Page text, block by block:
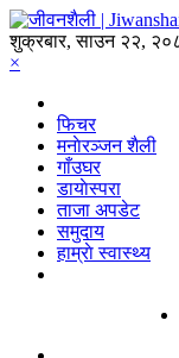
शुक्रबार, साउन २२,
×
फिचर
मनाेरञ्जन शैली
गाँउघर
डायाेस्परा
ताजा अपडेट
समुदाय
हाम्राे स्वास्थ्य